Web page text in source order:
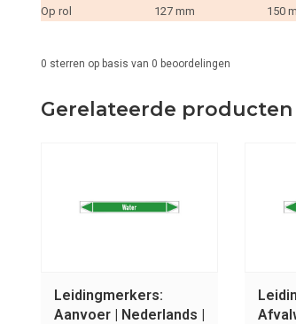
Op rol
127 mm 150
0 sterren op basis van 0 beoordelingen
Gerelateerde producten
Leidingmerkers:
Aanvoer | Nederlands |